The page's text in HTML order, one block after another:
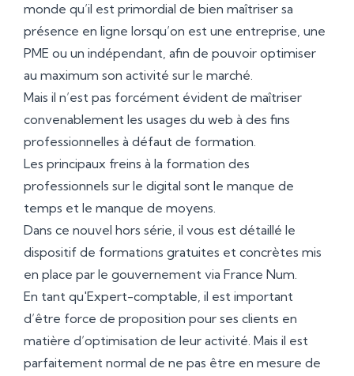
monde qu’il est primordial de bien maîtriser sa
présence en ligne lorsqu’on est une entreprise, une
PME ou un indépendant, afin de pouvoir optimiser
au maximum son activité sur le marché.
Mais il n’est pas forcément évident de maîtriser
convenablement les usages du web à des fins
professionnelles à défaut de formation.
Les principaux freins à la formation des
professionnels sur le digital sont le manque de
temps et le manque de moyens.
Dans ce nouvel hors série, il vous est détaillé le
dispositif de formations gratuites et concrètes mis
en place par le gouvernement via France Num.
En tant qu'Expert-comptable, il est important
d’être force de proposition pour ses clients en
matière d’optimisation de leur activité. Mais il est
parfaitement normal de ne pas être en mesure de